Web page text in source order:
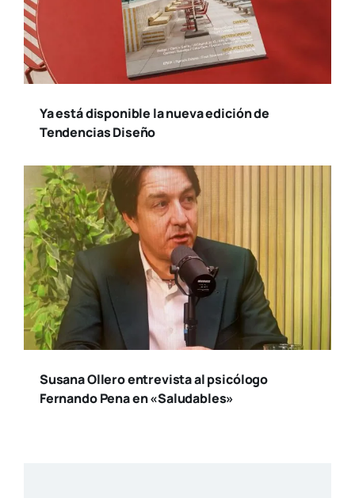
Ya está disponible la nueva edición de
Tendencias Diseño
Susana Ollero entrevista al psicólogo
Fernando Pena en «Saludables»